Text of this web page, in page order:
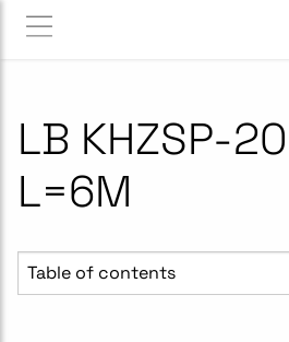
LB KHZSP-
L=6M
Table of contents